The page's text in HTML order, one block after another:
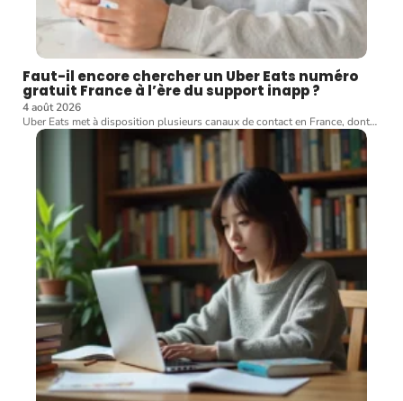
Faut-il encore chercher un Uber Eats numéro
gratuit France à l’ère du support inapp ?
4 août 2026
Uber Eats met à disposition plusieurs canaux de contact en France, dont…